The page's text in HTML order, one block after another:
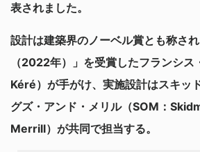
表されました。
設計は建築界のノーベル賞とも称さ
（2022年）」を受賞したフランシ
Kéré）が手がけ、実施設計はスキッ
グズ・アンド・メリル（SOM：
Merrill）が共同で担当する。